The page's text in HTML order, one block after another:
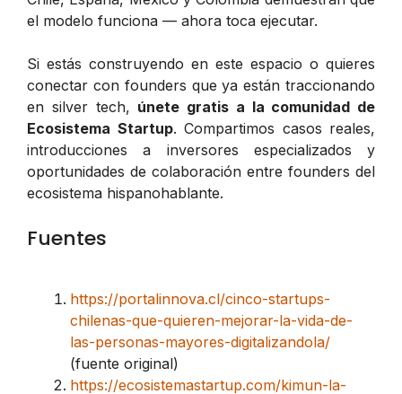
el modelo funciona — ahora toca ejecutar.
Si estás construyendo en este espacio o quieres
conectar con founders que ya están traccionando
en silver tech, únete gratis a la comunidad de
Ecosistema Startup. Compartimos casos reales,
introducciones a inversores especializados y
oportunidades de colaboración entre founders del
ecosistema hispanohablante.
Fuentes
https://portalinnova.cl/cinco-startups-
chilenas-que-quieren-mejorar-la-vida-de-
las-personas-mayores-digitalizandola/
(fuente original)
https://ecosistemastartup.com/kimun-la-